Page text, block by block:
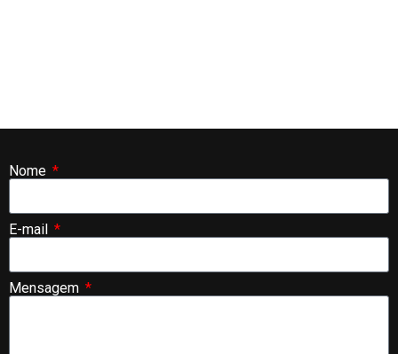
Nome
E-mail
Mensagem